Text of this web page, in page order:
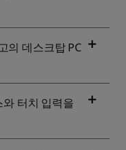
의 데스크탑 PC
터치 입력을